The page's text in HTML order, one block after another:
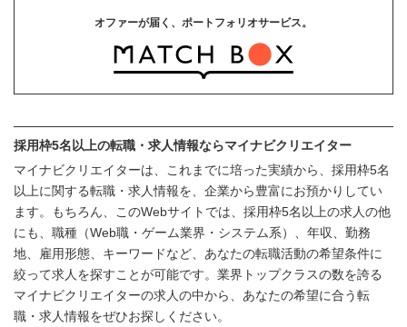
オファーが届く、ポートフォリオサービス。
採用枠5名以上の転職・求人情報ならマイナビクリエイター
マイナビクリエイターは、これまでに培った実績から、採用枠5名
以上に関する転職・求人情報を、企業から豊富にお預かりしてい
ます。もちろん、このWebサイトでは、採用枠5名以上の求人の他
にも、職種（Web職・ゲーム業界・システム系）、年収、勤務
地、雇用形態、キーワードなど、あなたの転職活動の希望条件に
絞って求人を探すことが可能です。業界トップクラスの数を誇る
マイナビクリエイターの求人の中から、あなたの希望に合う転
職・求人情報をぜひお探しください。